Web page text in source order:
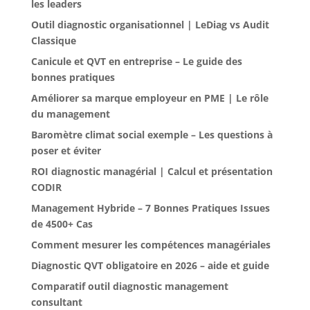
les leaders
Outil diagnostic organisationnel | LeDiag vs Audit
Classique
Canicule et QVT en entreprise – Le guide des
bonnes pratiques
Améliorer sa marque employeur en PME | Le rôle
du management
Baromètre climat social exemple – Les questions à
poser et éviter
ROI diagnostic managérial | Calcul et présentation
CODIR
Management Hybride – 7 Bonnes Pratiques Issues
de 4500+ Cas
Comment mesurer les compétences managériales
Diagnostic QVT obligatoire en 2026 – aide et guide
Comparatif outil diagnostic management
consultant